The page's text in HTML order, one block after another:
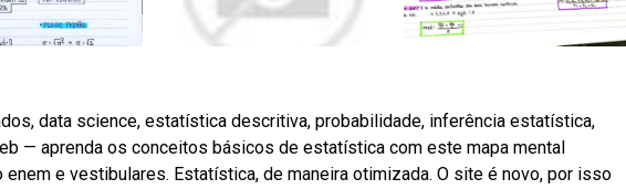
data science, estatística descritiva, probabilidade, inferência estatística,
— aprenda os conceitos básicos de estatística com este mapa mental
e vestibulares. Estatística, de maneira otimizada. O site é novo, por isso